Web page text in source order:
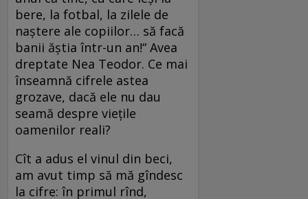
bere, la fotbal, la zilele de
naștere ale copiilor… să facă
banii ăștia într-un an!“ Avea
dreptate Nea Teodor. Ce mai
înseamnă cifrele astea
grozave, dacă ele nu dau
seamă despre viețile
oamenilor reali?
Cît a adus el vinul din beci,
am avut timp să mă gîndesc
la cifre: în primul rînd,